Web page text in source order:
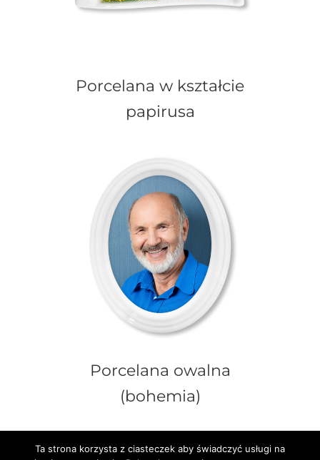
Porcelana w kształcie
papirusa
Porcelana owalna
(bohemia)
Ta strona korzysta z ciasteczek aby świadczyć usługi na